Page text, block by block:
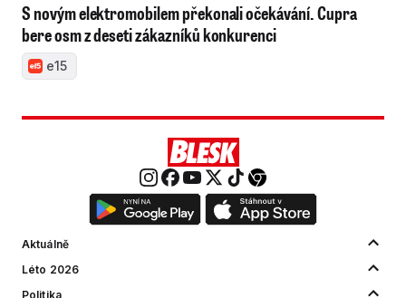
S novým elektromobilem překonali očekávání. Cupra
bere osm z deseti zákazníků konkurenci
e15
Aktuálně
Léto 2026
Politika